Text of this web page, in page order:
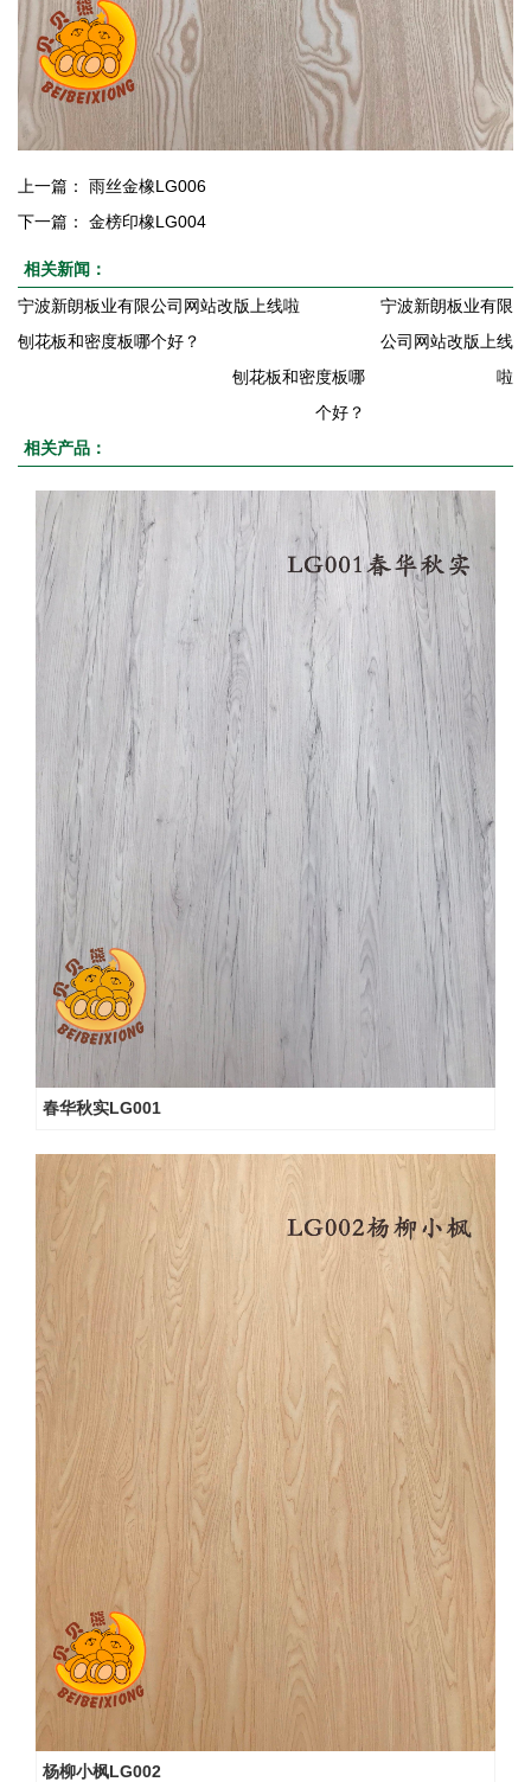
上一篇：
雨丝金橡LG006
下一篇：
金榜印橡LG004
相关新闻：
宁波新朗板业有限公司网站改版上线啦
宁波新朗板业有限
公司网站改版上线
啦
刨花板和密度板哪个好？
刨花板和密度板哪
个好？
相关产品：
春华秋实LG001
杨柳小枫LG002